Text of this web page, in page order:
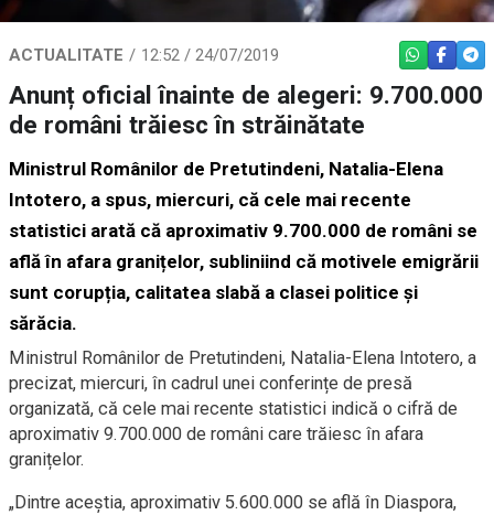
ACTUALITATE 12:52 / 24/07/2019 WHATSAPP
Anunț oficial înainte de alegeri: 9.700.000
de români trăiesc în străinătate
Ministrul Românilor de Pretutindeni, Natalia-Elena
Intotero, a spus, miercuri, că cele mai recente
statistici arată că aproximativ 9.700.000 de români se
află în afara granițelor, subliniind că motivele emigrării
sunt corupția, calitatea slabă a clasei politice și
sărăcia.
Ministrul Românilor de Pretutindeni, Natalia-Elena Intotero, a
precizat, miercuri, în cadrul unei conferințe de presă
organizată, că cele mai recente statistici indică o cifră de
aproximativ 9.700.000 de români care trăiesc în afara
granițelor.
„Dintre aceștia, aproximativ 5.600.000 se află în Diaspora,